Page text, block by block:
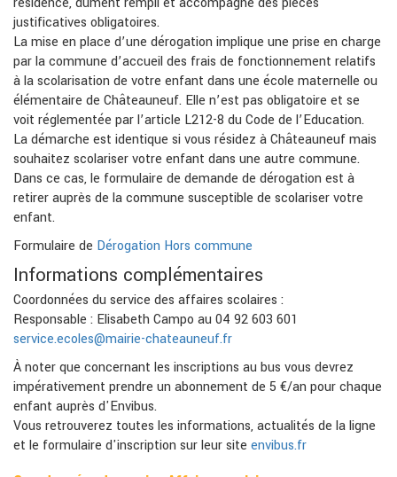
justificatives obligatoires.
La mise en place d’une dérogation implique une prise en charge
par la commune d’accueil des frais de fonctionnement relatifs
à la scolarisation de votre enfant dans une école maternelle ou
élémentaire de Châteauneuf. Elle n’est pas obligatoire et se
voit réglementée par l’article L212-8 du Code de l’Education.
La démarche est identique si vous résidez à Châteauneuf mais
souhaitez scolariser votre enfant dans une autre commune.
Dans ce cas, le formulaire de demande de dérogation est à
retirer auprès de la commune susceptible de scolariser votre
enfant.
Formulaire de Dérogation Hors commune
Informations complémentaires
Coordonnées du service des affaires scolaires :
Responsable : Elisabeth Campo au 04 92 603 601
service.ecoles@mairie-chateauneuf.fr
À noter que concernant les inscriptions au bus vous devrez
impérativement prendre un abonnement de 5 €/an pour chaque
enfant auprès d'Envibus.
Vous retrouverez toutes les informations, actualités de la ligne
et le formulaire d'inscription sur leur site envibus.fr